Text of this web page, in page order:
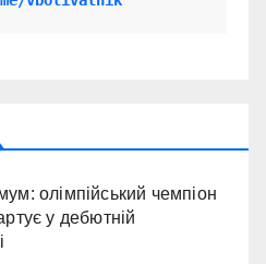
олімпійський чемпіон
у дебютній